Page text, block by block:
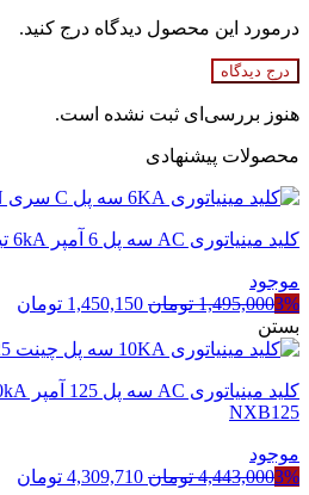
درمورد این محصول دیدگاه درج کنید.
درج دیدگاه
هنوز بررسی‌ای ثبت نشده است.
محصولات پیشنهادی
کلید مینیاتوری AC سه پل 6 آمپر 6kA تیپ C چینت سری NXB-63
موجود
3%
1,495,000 تومان قیمت
1,495,000 تومان
1,450,150 تومان
بستن
NXB125
موجود
3%
4,443,000 تومان قیمت
4,309,710 تومان